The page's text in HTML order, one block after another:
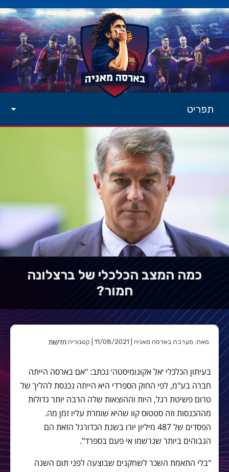
תפריט
כמה המצב הכלכלי של ברצלונה
חמור?
מאת: מערכת בארסה מאניה | 11/08/2021 | קטגוריה: חדשות
בעיתון הכלכלי ׳אל אקונומיסטה׳ נכתב: "אם בארסה הייתה
חברה בע"מ, לפי החוק הספרדי היא הייתה נכנסת להליך של
טרום פשיטת רגל, היות וההוצאות שלה הרבה יותר גדולות
מההכנסות וזה סטטוס קוו שהיא שומרת עליו זמן מה.
הפסדים של 487 מיליון יורו בשנת הכדורגל הזאת הם
הגבוהים ביותר שנרשמו אי פעם בספרד".
"בלי התאמת השכר לשחקנים שבוצעה לפני תום השנה